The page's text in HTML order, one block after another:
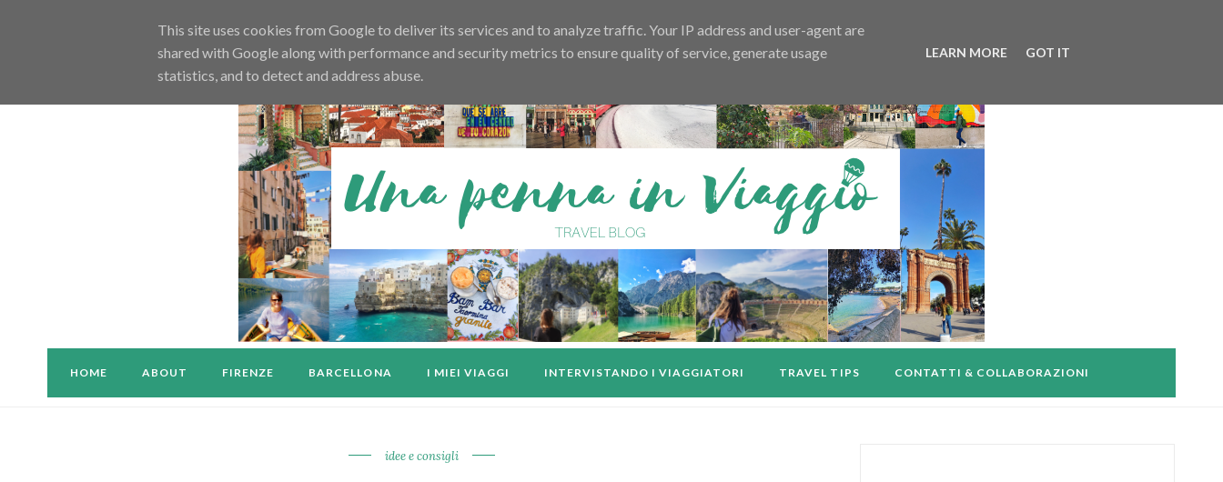
HOME ABOUT FIRENZE BARCELLONA I MIEI VIAGGI INTERVISTANDO I VIAGGIATORI TRAVEL TIPS CONTATTI & COLLABORAZIONI
idee e consigli
This site uses cookies from Google to deliver its services and to analyze traffic. Your IP address and user-agent are
shared with Google along with performance and security metrics to ensure quality of service, generate usage
statistics, and to detect and address abuse.
LEARN MORE GOT IT